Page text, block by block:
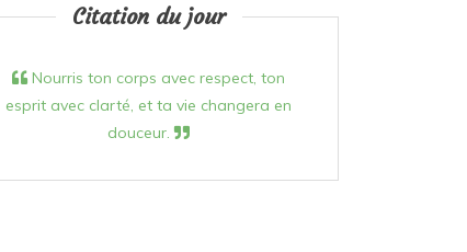
Citation du jour
Nourris ton corps avec respect, ton
esprit avec clarté, et ta vie changera en
douceur.